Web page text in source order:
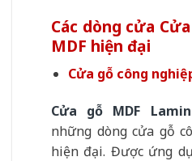
Các dòng cửa
MDF hiện đại
Cửa gỗ công
Cửa gỗ MDF
những dòng cửa gỗ
hiện đại. Được ứng